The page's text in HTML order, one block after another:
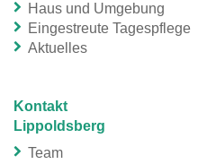
Haus und Umgebung
Eingestreute Tagespflege
Aktuelles
Kontakt
Lippoldsberg
Team